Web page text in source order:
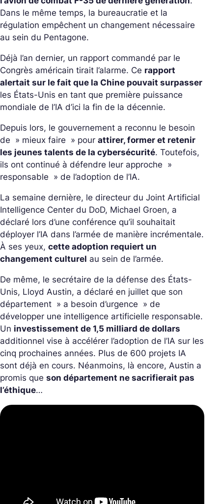
Dans le même temps, la bureaucratie et la
régulation empêchent un changement nécessaire
au sein du Pentagone.
Déjà l’an dernier, un rapport commandé par le
Congrès américain tirait l’alarme. Ce rapport
alertait sur le fait que la Chine pouvait surpasser
les États-Unis en tant que première puissance
mondiale de l’IA d’ici la fin de la décennie.
Depuis lors, le gouvernement a reconnu le besoin
de » mieux faire » pour attirer, former et retenir
les jeunes talents de la cybersécurité. Toutefois,
ils ont continué à défendre leur approche »
responsable » de l’adoption de l’IA.
La semaine dernière, le directeur du Joint Artificial
Intelligence Center du DoD, Michael Groen, a
déclaré lors d’une conférence qu’il souhaitait
déployer l’IA dans l’armée de manière incrémentale.
À ses yeux, cette adoption requiert un
changement culturel au sein de l’armée.
De même, le secrétaire de la défense des États-
Unis, Lloyd Austin, a déclaré en juillet que son
département » a besoin d’urgence » de
développer une intelligence artificielle responsable.
Un investissement de 1,5 milliard de dollars
additionnel vise à accélérer l’adoption de l’IA sur les
cinq prochaines années. Plus de 600 projets IA
sont déjà en cours. Néanmoins, là encore, Austin a
promis que son département ne sacrifierait pas
l’éthique…